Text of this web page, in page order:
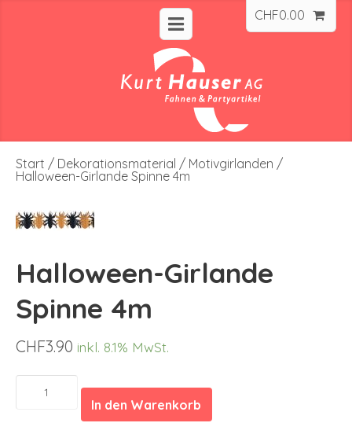
CHF0.00
Start / Dekorationsmaterial / Motivgirlanden /
Halloween-Girlande Spinne 4m
Halloween-Girlande
Spinne 4m
CHF3.90 inkl. 8.1% MwSt.
Halloween-
Girlande
Spinne
In den Warenkorb